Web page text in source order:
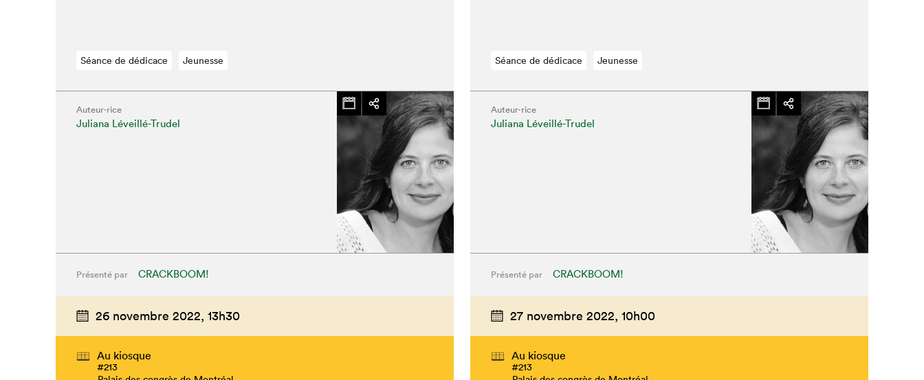
Séance de dédicace Jeunesse
Auteur·rice
Juliana Léveillé-Trudel
Présenté par CRACKBOOM!
26 novembre 2022, 13h30
Au kiosque
#213
Séance de dédicace Jeunesse
Auteur·rice
Juliana Léveillé-Trudel
Présenté par CRACKBOOM!
27 novembre 2022, 10h00
Au kiosque
#213